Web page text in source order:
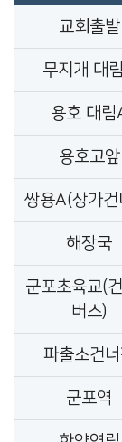
교회출발
무지개 대
용호 대림
용호고앞
쌍용A(상가건
해장국
군포초육교(
버스)
파출소건너
군포역